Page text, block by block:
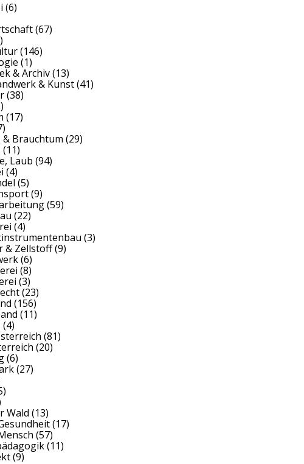
(6)
(67)
(146)
(1)
& Archiv(13)
& Kunst(41)
(38)
(17)
& Brauchtum (29)
(11)
Laub (94)
(4)
(5)
(9)
(59)
(22)
(4)
(3)
& Zellstoff(9)
(6)
(8)
(3)
(23)
(156)
(11)
(4)
(81)
(20)
(6)
(27)
Wald (13)
(17)
(57)
(11)
(9)